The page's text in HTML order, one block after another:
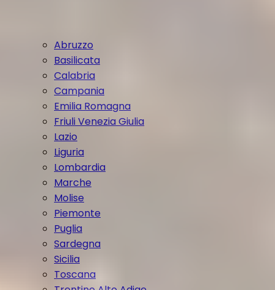
Abruzzo
Basilicata
Calabria
Campania
Emilia Romagna
Friuli Venezia Giulia
Lazio
Liguria
Lombardia
Marche
Molise
Piemonte
Puglia
Sardegna
Sicilia
Toscana